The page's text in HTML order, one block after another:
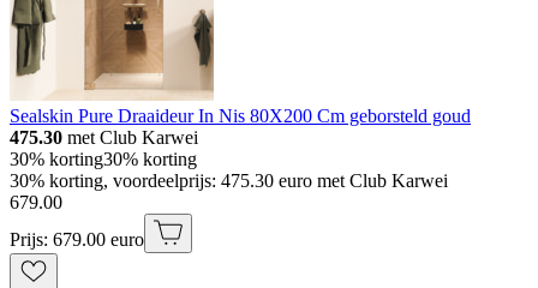
Sealskin Pure Draaideur In Nis 80X200 Cm geborsteld goud
475.30 met Club Karwei
30% korting30% korting
30% korting, voordeelprijs: 475.30 euro met Club Karwei
679.00
Prijs: 679.00 euro